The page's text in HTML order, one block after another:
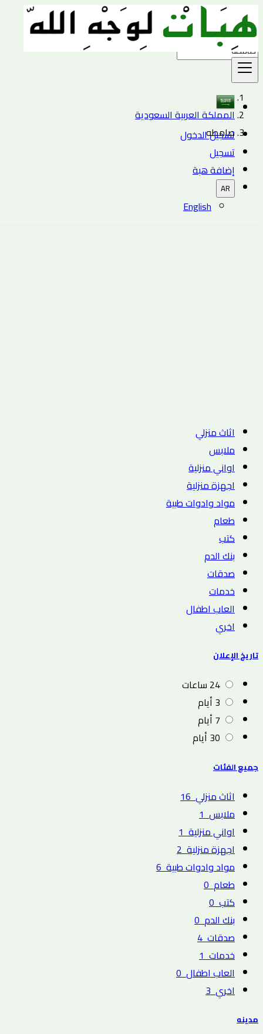
تسجيل الدخول
تسجيل
إضافة هبة
AR
English
بحث
المملكة العربية السعودية
صامطه
اثاث منزلي
ملابس
اواني منزلية
اجهزة منزلية
مواد وادوات طبية
طعام
كتب
بنك الدم
صدقات
خدمات
العاب اطفال
اخري
تاريخ الإعلان
24 ساعات
3 أيام
7 أيام
30 أيام
جميع الفئات
اثاث منزلي16
ملابس1
اواني منزلية1
اجهزة منزلية2
مواد وادوات طبية6
طعام0
كتب0
بنك الدم0
صدقات4
خدمات1
العاب اطفال0
اخري3
مدينه